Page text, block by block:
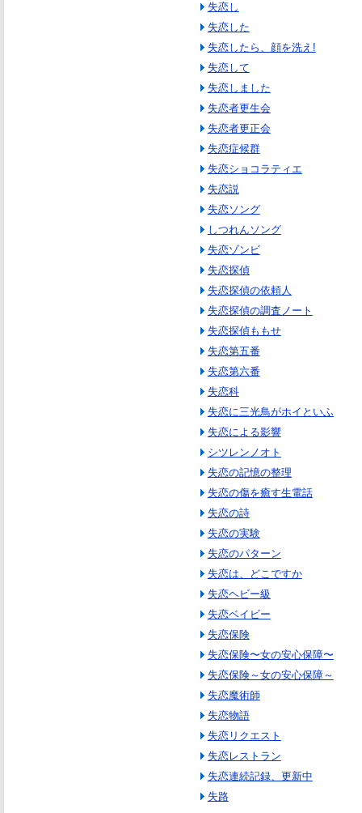
失恋し
失恋した
失恋したら、顔を洗え!
失恋して
失恋しました
失恋者更生会
失恋者更正会
失恋症候群
失恋ショコラティエ
失恋説
失恋ソング
しつれんソング
失恋ゾンビ
失恋探偵
失恋探偵の依頼人
失恋探偵の調査ノート
失恋探偵ももせ
失恋第五番
失恋第六番
失恋科
失恋に三光鳥がホイといふ
失恋による影響
シツレンノオト
失恋の記憶の整理
失恋の傷を癒す生電話
失恋の詩
失恋の実験
失恋のパターン
失恋は、どこですか
失恋ヘビー級
失恋ベイビー
失恋保険
失恋保険〜女の安心保障〜
失恋保険～女の安心保障～
失恋魔術師
失恋物語
失恋リクエスト
失恋レストラン
失恋連続記録、更新中
失路